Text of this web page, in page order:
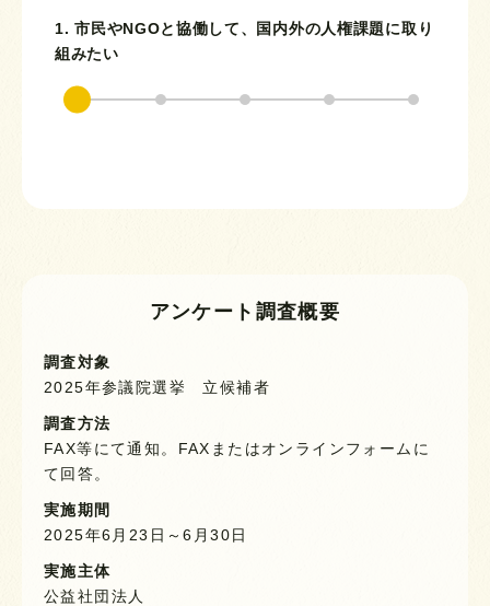
1. 市民やNGOと協働して、国内外の人権課題に取り
組みたい
アンケート調査概要
調査対象
2025年参議院選挙 立候補者
調査方法
FAX等にて通知。FAXまたはオンラインフォームに
て回答。
実施期間
2025年6月23日～6月30日
実施主体
公益社団法人